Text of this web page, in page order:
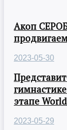
Акоп
2023-05-30
этапе
2023-05-29